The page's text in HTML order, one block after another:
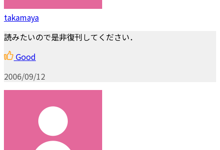
takamaya
読みたいので是非復刊してください．
Good
2006/09/12